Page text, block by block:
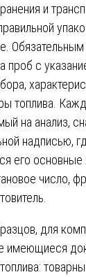
и
проб с
топлива.
на анализ,
надписью,
его основные
число,
для
имеющиеся